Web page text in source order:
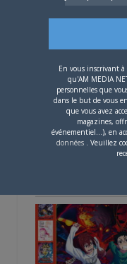
un
En vous inscrivant
qu'AM MEDIA
personnelles que
dans le but de vous
que vous avez
magazines,
événementiel...), en
données . Veuillez